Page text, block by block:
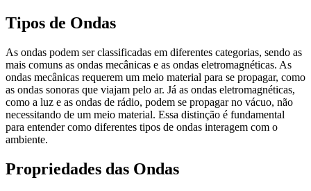
Tipos de Ondas
As ondas podem ser classificadas em diferentes categorias, sendo as
mais comuns as ondas mecânicas e as ondas eletromagnéticas. As
ondas mecânicas requerem um meio material para se propagar, como
as ondas sonoras que viajam pelo ar. Já as ondas eletromagnéticas,
como a luz e as ondas de rádio, podem se propagar no vácuo, não
necessitando de um meio material. Essa distinção é fundamental
para entender como diferentes tipos de ondas interagem com o
ambiente.
Propriedades das Ondas